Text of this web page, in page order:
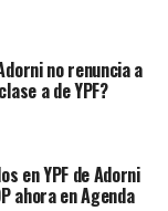
no renuncia a
a de YPF?
en YPF de Adorni
ahora en Agenda